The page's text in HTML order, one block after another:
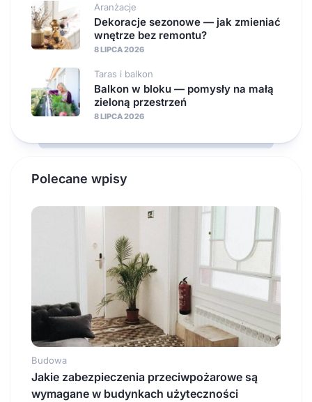
Aranżacje
Dekoracje sezonowe — jak zmieniać
wnętrze bez remontu?
8 LIPCA 2026
Taras i balkon
Balkon w bloku — pomysły na małą
zieloną przestrzeń
8 LIPCA 2026
Polecane wpisy
Budowa
Jakie zabezpieczenia przeciwpożarowe są
wymagane w budynkach użyteczności